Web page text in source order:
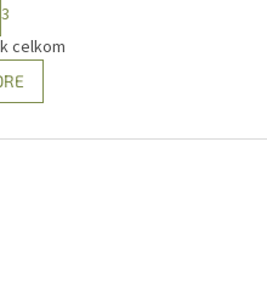
3
celkom